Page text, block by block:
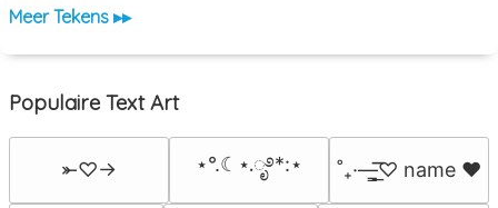
Meer Tekens ▸▸
Populaire Text Art
⤜♡→ ⋆°.☾⋆.ೃ࿔*:⋆ ˚₊·—̳͟͞͞♡ name ♥️